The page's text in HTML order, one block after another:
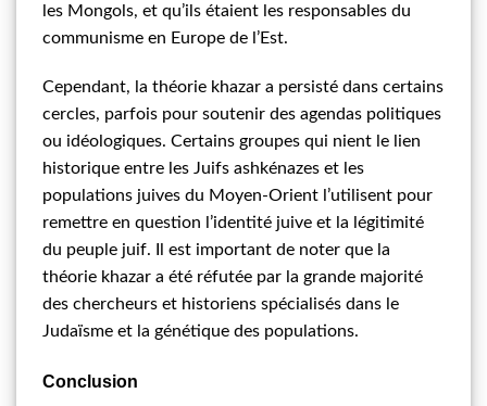
les Mongols, et qu’ils étaient les responsables du
communisme en Europe de l’Est.
Cependant, la théorie khazar a persisté dans certains
cercles, parfois pour soutenir des agendas politiques
ou idéologiques. Certains groupes qui nient le lien
historique entre les Juifs ashkénazes et les
populations juives du Moyen-Orient l’utilisent pour
remettre en question l’identité juive et la légitimité
du peuple juif. Il est important de noter que la
théorie khazar a été réfutée par la grande majorité
des chercheurs et historiens spécialisés dans le
Judaïsme et la génétique des populations.
Conclusion